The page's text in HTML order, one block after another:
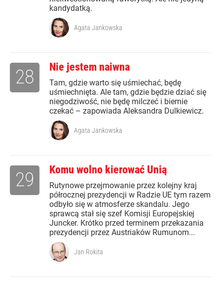
kandydatką.
Agata Jankowska
Nie jestem naiwna
Tam, gdzie warto się uśmiechać, będę
uśmiechnięta. Ale tam, gdzie będzie dziać się
niegodziwość, nie będę milczeć i biernie
czekać – zapowiada Aleksandra Dulkiewicz.
28
Agata Jankowska
Komu wolno kierować Unią
Rutynowe przejmowanie przez kolejny kraj
półrocznej prezydencji w Radzie UE tym razem
odbyło się w atmosferze skandalu. Jego
sprawcą stał się szef Komisji Europejskiej
Juncker. Krótko przed terminem przekazania
prezydencji przez Austriaków Rumunom...
29
Jan Rokita